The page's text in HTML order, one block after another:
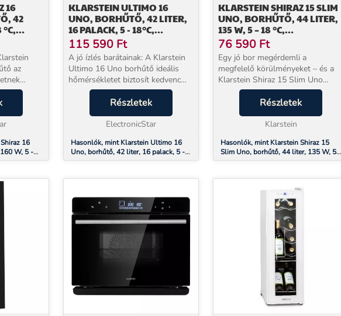
16
42
az
a borok
a
távú
16
W, 5 -
KLARSTEIN ULTIMO 16
UNO, BORHŰTŐ, 42 LITER,
16 PALACK, 5 - 18°C,
ÉRINTŐKÉPERNYŐS
VEZÉRLŐPANEL
115 590 Ft
A jó ízlés barátainak: A Klarstein
Ultimo 16 Uno borhűtő ideális
hőmérsékletet biztosít kedvenc
borai fogyasztásához. Nemcsak az
egyszerű érintőképernyős
vezérléssel, a négyszintes
tárolóhellyel és a ...
Részletek
ElectronicStar
Hasonlók, mint Klarstein Ultimo 16
Uno, borhűtő, 42 liter, 16 palack, 5 -
18°C, érintőképernyős vezérlőpanel
KLARSTEIN SHIRAZ 15 SLIM
UNO, BORHŰTŐ, 44 LITER,
135 W, 5 – 18 °C,
ÉRINTŐKÉPERNYŐS,
FEKETE
76 590 Ft
Egy jó bor megérdemli a
megfelelő körülményeket – és a
Klarstein Shiraz 15 Slim Uno
pontosan ezt nyújtja. Ez a karcsú,
szabadon álló borhűtő egyszerre
akár 15 palackot tárol 74 literes
hasznos térfoga...
Részletek
Klarstein
Hasonlók, mint Klarstein Shiraz 15
Slim Uno, borhűtő, 44 liter, 135 W, 5
– 18 °C, érintőképernyős, fekete